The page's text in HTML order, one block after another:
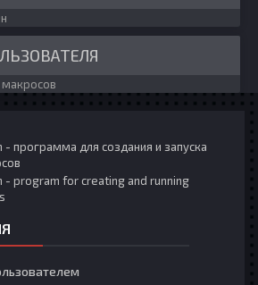
- программа для создания и запуска
- program for creating and running